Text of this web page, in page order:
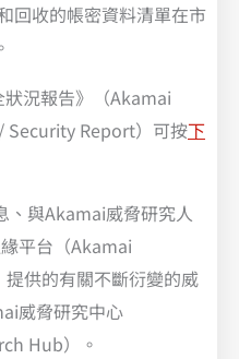
回收的帳密資料清單在市
況報告》（Akamai
Report）可按下
、與Akamai威脅研究人
平台（Akamai
供的有關不斷衍變的威
威脅研究中心
Hub）。